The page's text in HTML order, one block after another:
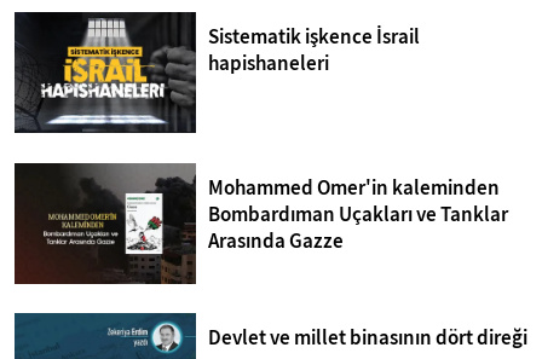
Sistematik işkence İsrail
hapishaneleri
Mohammed Omer'in kaleminden
Bombardıman Uçakları ve Tanklar
Arasında Gazze
Devlet ve millet binasının dört direği